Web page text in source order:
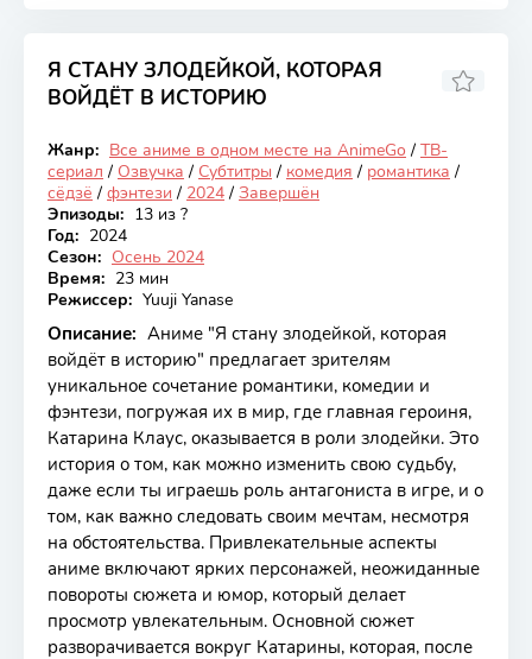
Я СТАНУ ЗЛОДЕЙКОЙ, КОТОРАЯ
ВОЙДЁТ В ИСТОРИЮ
Закончен
7.33
Жанр: Все аниме в одном месте на AnimeGo / ТВ-
сериал / Озвучка / Субтитры / комедия / романтика /
сёдзё / фэнтези / 2024 / Завершён
Эпизоды: 13 из ?
Год: 2024
Сезон: Осень 2024
Время: 23 мин
Режиссер: Yuuji Yanase
Описание: Аниме "Я стану злодейкой, которая
войдёт в историю" предлагает зрителям
уникальное сочетание романтики, комедии и
фэнтези, погружая их в мир, где главная героиня,
Катарина Клаус, оказывается в роли злодейки. Это
история о том, как можно изменить свою судьбу,
даже если ты играешь роль антагониста в игре, и о
том, как важно следовать своим мечтам, несмотря
на обстоятельства. Привлекательные аспекты
аниме включают ярких персонажей, неожиданные
повороты сюжета и юмор, который делает
просмотр увлекательным. Основной сюжет
разворачивается вокруг Катарины, которая, после